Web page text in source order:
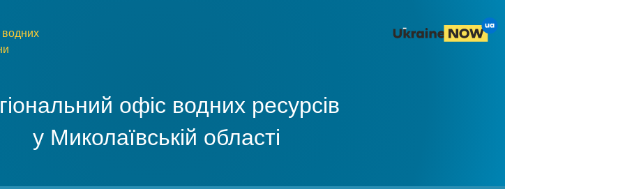
офіс водних ресурсів
у Миколаївській області